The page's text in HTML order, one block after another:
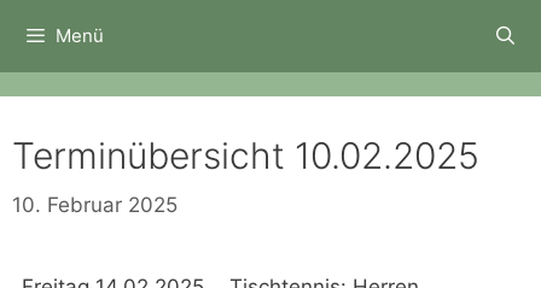
Inhalt
springen
Menü
Terminübersicht 10.02.2025
10. Februar 2025